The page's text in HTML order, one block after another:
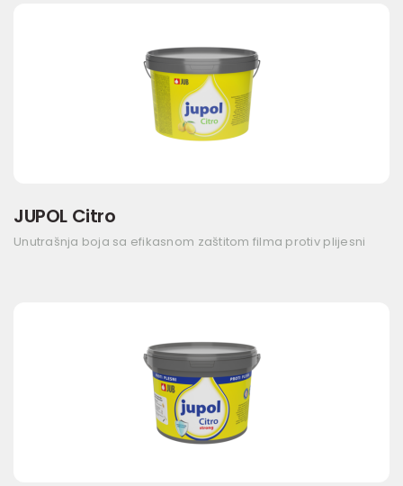
JUPOL Citro
Unutrašnja boja sa efikasnom zaštitom filma protiv plijesni